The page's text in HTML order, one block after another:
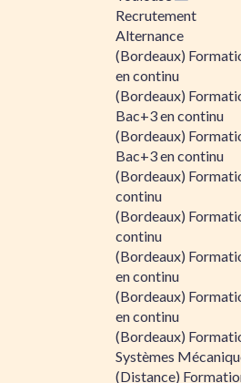
Recrutement
Alternance
(Bordeaux)
en continu
(Bordeaux)
Bac+3 en continu
(Bordeaux)
Bac+3 en continu
(Bordeaux)
continu
(Bordeaux)
continu
(Bordeaux)
en continu
(Bordeaux)
en continu
(Bordeaux)
Systèmes
(Distance)